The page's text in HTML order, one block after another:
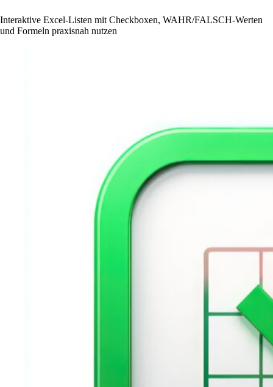
Interaktive Excel-Listen mit Checkboxen, WAHR/FALSCH-Werten
und Formeln praxisnah nutzen